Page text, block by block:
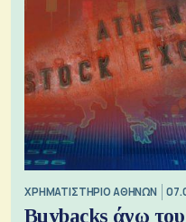
XΡΗΜΑΤΙΣΤΗΡΙΟ ΑΘΗΝΩΝ
Buybacks άνω του